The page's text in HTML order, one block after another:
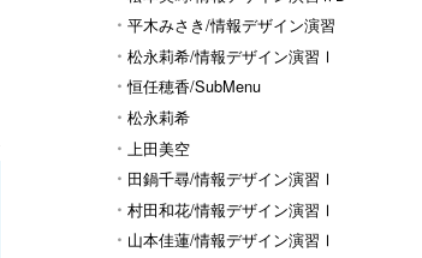
平木みさき/情報デザイン演習
Ⅰ 松永莉希/情報デザイン演習Ⅰ
恒任穂香/SubMenu
松永莉希
上田美空
田鍋千尋/情報デザイン演習Ⅰ
村田和花/情報デザイン演習Ⅰ
山本佳蓮/情報デザイン演習Ⅰ